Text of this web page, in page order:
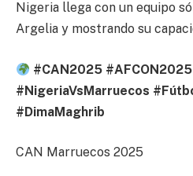
Nigeria llega con un equipo
Argelia y mostrando su
#CAN2025
#NigeriaVsMarruecos
#DimaMaghrib
CAN Marruecos 2025